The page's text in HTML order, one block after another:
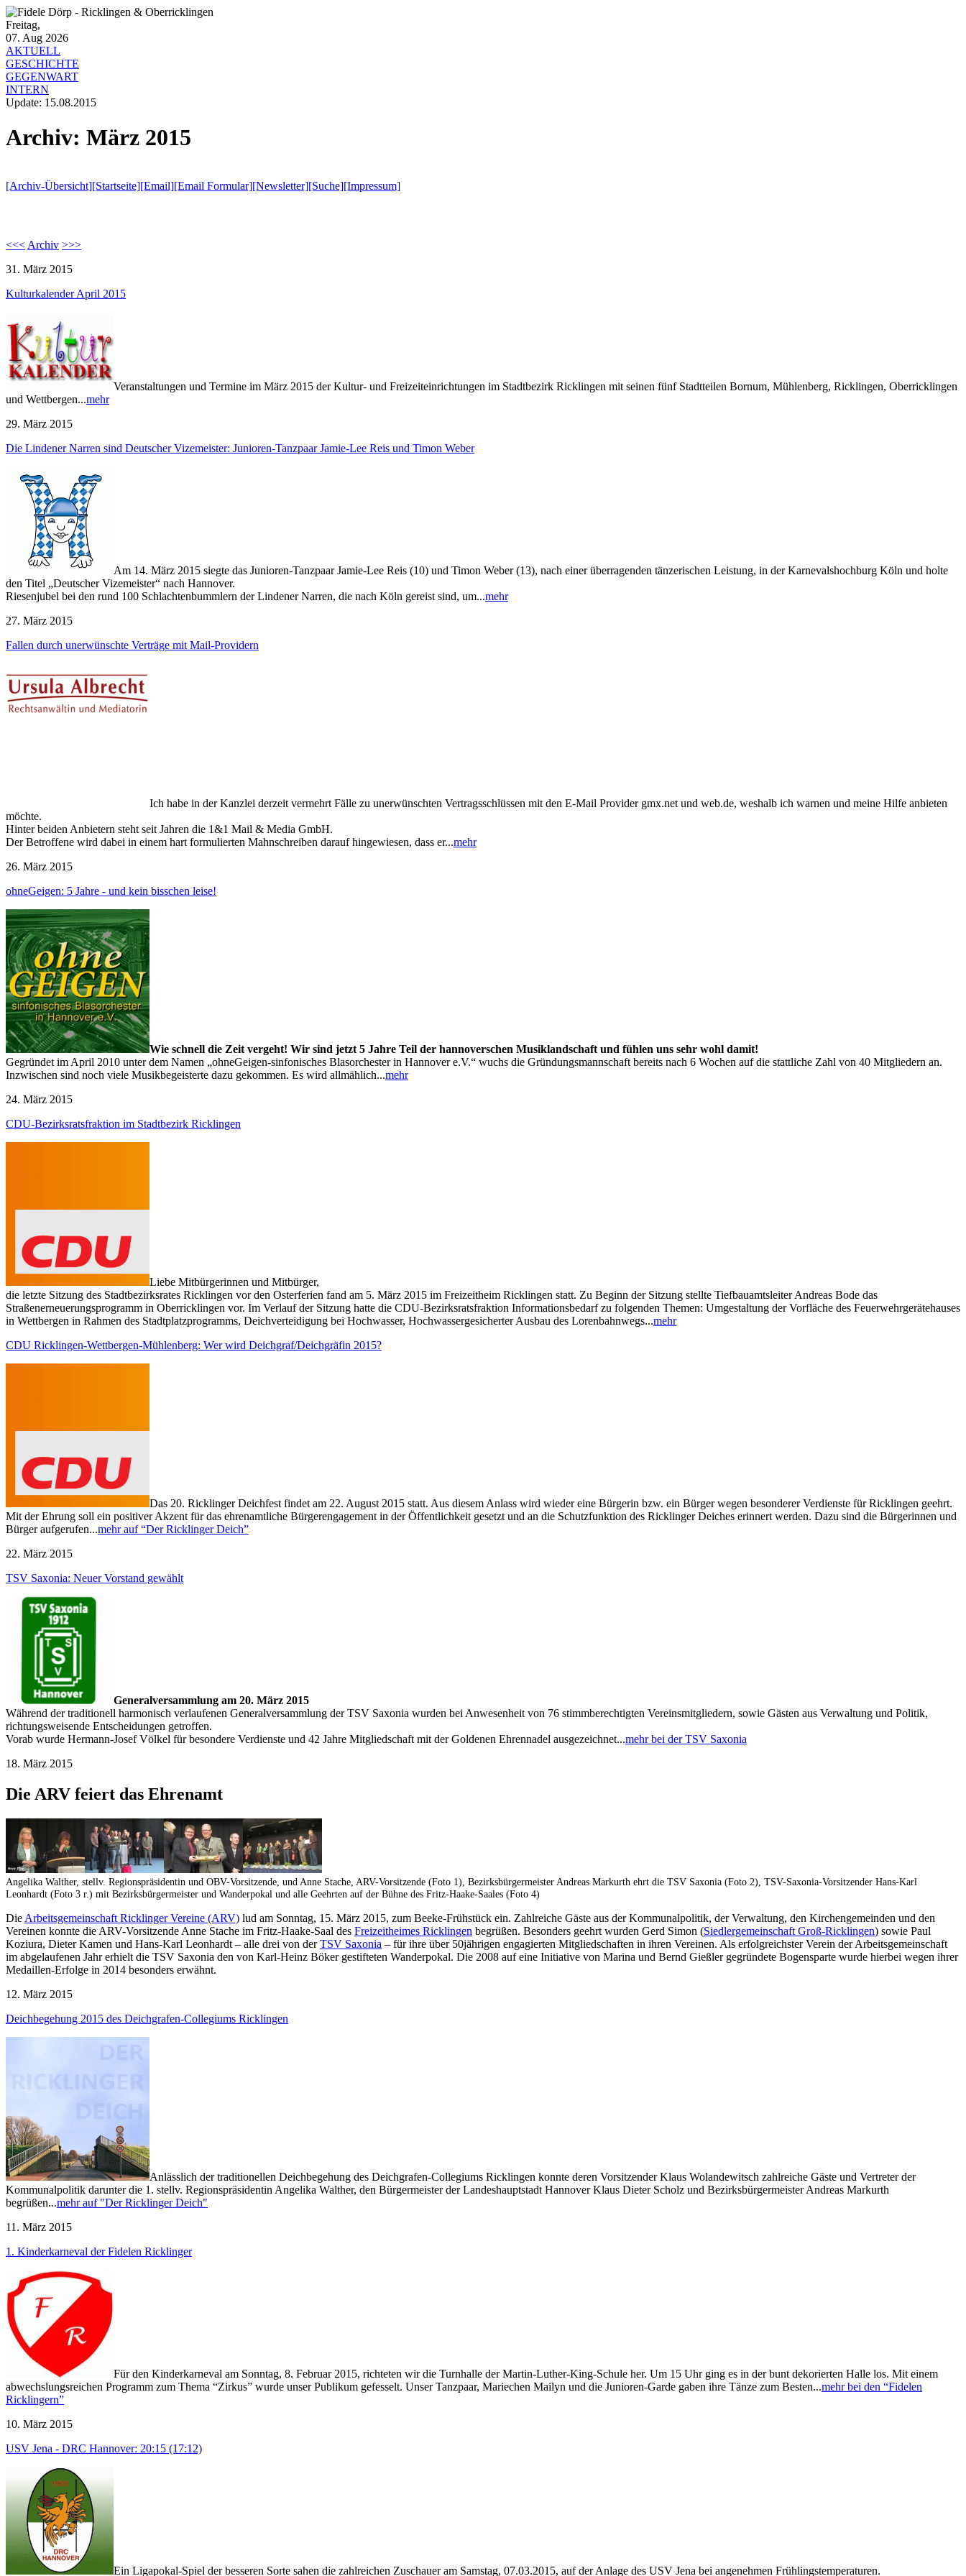
Freitag,
07. Aug 2026
AKTUELL
GESCHICHTE
GEGENWART
INTERN
Update: 15.08.2015
Archiv: März 2015
[Archiv-Übersicht][Startseite][Email][Email Formular][Newsletter][Suche][Impressum]
<<< Archiv >>>
31. März 2015
Kulturkalender April 2015
Veranstaltungen und Termine im März 2015 der Kultur- und Freizeiteinrichtungen im Stadtbezirk Ricklingen mit seinen fünf Stadtteilen Bornum, Mühlenberg, Ricklingen, Oberricklingen
und Wettbergen...mehr
29. März 2015
Die Lindener Narren sind Deutscher Vizemeister: Junioren-Tanzpaar Jamie-Lee Reis und Timon Weber
Am 14. März 2015 siegte das Junioren-Tanzpaar Jamie-Lee Reis (10) und Timon Weber (13), nach einer überragenden tänzerischen Leistung, in der Karnevalshochburg Köln und holte
den Titel „Deutscher Vizemeister“ nach Hannover.
Riesenjubel bei den rund 100 Schlachtenbummlern der Lindener Narren, die nach Köln gereist sind, um...mehr
27. März 2015
Fallen durch unerwünschte Verträge mit Mail-Providern
Ich habe in der Kanzlei derzeit vermehrt Fälle zu unerwünschten Vertragsschlüssen mit den E-Mail Provider gmx.net und web.de, weshalb ich warnen und meine Hilfe anbieten
möchte.
Hinter beiden Anbietern steht seit Jahren die 1&1 Mail & Media GmbH.
Der Betroffene wird dabei in einem hart formulierten Mahnschreiben darauf hingewiesen, dass er...mehr
26. März 2015
ohneGeigen: 5 Jahre - und kein bisschen leise!
Wie schnell die Zeit vergeht! Wir sind jetzt 5 Jahre Teil der hannoverschen Musiklandschaft und fühlen uns sehr wohl damit!
Gegründet im April 2010 unter dem Namen „ohneGeigen-sinfonisches Blasorchester in Hannover e.V.“ wuchs die Gründungsmannschaft bereits nach 6 Wochen auf die stattliche Zahl von 40 Mitgliedern an.
Inzwischen sind noch viele Musikbegeisterte dazu gekommen. Es wird allmählich...mehr
24. März 2015
CDU-Bezirksratsfraktion im Stadtbezirk Ricklingen
Liebe Mitbürgerinnen und Mitbürger,
die letzte Sitzung des Stadtbezirksrates Ricklingen vor den Osterferien fand am 5. März 2015 im Freizeitheim Ricklingen statt. Zu Beginn der Sitzung stellte Tiefbauamtsleiter Andreas Bode das
Straßenerneuerungsprogramm in Oberricklingen vor. Im Verlauf der Sitzung hatte die CDU-Bezirksratsfraktion Informationsbedarf zu folgenden Themen: Umgestaltung der Vorfläche des Feuerwehrgerätehauses
in Wettbergen in Rahmen des Stadtplatzprogramms, Deichverteidigung bei Hochwasser, Hochwassergesicherter Ausbau des Lorenbahnwegs...mehr
CDU Ricklingen-Wettbergen-Mühlenberg: Wer wird Deichgraf/Deichgräfin 2015?
Das 20. Ricklinger Deichfest findet am 22. August 2015 statt. Aus diesem Anlass wird wieder eine Bürgerin bzw. ein Bürger wegen besonderer Verdienste für Ricklingen geehrt.
Mit der Ehrung soll ein positiver Akzent für das ehrenamtliche Bürgerengagement in der Öffentlichkeit gesetzt und an die Schutzfunktion des Ricklinger Deiches erinnert werden. Dazu sind die Bürgerinnen und
Bürger aufgerufen...mehr auf “Der Ricklinger Deich”
22. März 2015
TSV Saxonia: Neuer Vorstand gewählt
Generalversammlung am 20. März 2015
Während der traditionell harmonisch verlaufenen Generalversammlung der TSV Saxonia wurden bei Anwesenheit von 76 stimmberechtigten Vereinsmitgliedern, sowie Gästen aus Verwaltung und Politik,
richtungsweisende Entscheidungen getroffen.
Vorab wurde Hermann-Josef Völkel für besondere Verdienste und 42 Jahre Mitgliedschaft mit der Goldenen Ehrennadel ausgezeichnet...mehr bei der TSV Saxonia
18. März 2015
Die ARV feiert das Ehrenamt
Angelika Walther, stellv. Regionspräsidentin und OBV-Vorsitzende, und Anne Stache, ARV-Vorsitzende (Foto 1), Bezirksbürgermeister Andreas Markurth ehrt die TSV Saxonia (Foto 2), TSV-Saxonia-Vorsitzender Hans-Karl
Leonhardt (Foto 3 r.) mit Bezirksbürgermeister und Wanderpokal und alle Geehrten auf der Bühne des Fritz-Haake-Saales (Foto 4)
Die Arbeitsgemeinschaft Ricklinger Vereine (ARV) lud am Sonntag, 15. März 2015, zum Beeke-Frühstück ein. Zahlreiche Gäste aus der Kommunalpolitik, der Verwaltung, den Kirchengemeinden und den
Vereinen konnte die ARV-Vorsitzende Anne Stache im Fritz-Haake-Saal des Freizeitheimes Ricklingen begrüßen. Besonders geehrt wurden Gerd Simon (Siedlergemeinschaft Groß-Ricklingen) sowie Paul
Koziura, Dieter Kamen und Hans-Karl Leonhardt – alle drei von derTSV Saxonia – für ihre über 50jährigen engagierten Mitgliedschaften in ihren Vereinen. Als erfolgreichster Verein der Arbeitsgemeinschaft
im abgelaufenen Jahr erhielt die TSV Saxonia den von Karl-Heinz Böker gestifteten Wanderpokal. Die 2008 auf eine Initiative von Marina und Bernd Gießler gegründete Bogensparte wurde hierbei wegen ihrer
Medaillen-Erfolge in 2014 besonders erwähnt.
12. März 2015
Deichbegehung 2015 des Deichgrafen-Collegiums Ricklingen
Anlässlich der traditionellen Deichbegehung des Deichgrafen-Collegiums Ricklingen konnte deren Vorsitzender Klaus Wolandewitsch zahlreiche Gäste und Vertreter der
Kommunalpolitik darunter die 1. stellv. Regionspräsidentin Angelika Walther, den Bürgermeister der Landeshauptstadt Hannover Klaus Dieter Scholz und Bezirksbürgermeister Andreas Markurth
begrüßen...mehr auf "Der Ricklinger Deich"
11. März 2015
1. Kinderkarneval der Fidelen Ricklinger
Für den Kinderkarneval am Sonntag, 8. Februar 2015, richteten wir die Turnhalle der Martin-Luther-King-Schule her. Um 15 Uhr ging es in der bunt dekorierten Halle los. Mit einem
abwechslungsreichen Programm zum Thema “Zirkus” wurde unser Publikum gefesselt. Unser Tanzpaar, Mariechen Mailyn und die Junioren-Garde gaben ihre Tänze zum Besten...mehr bei den “Fidelen
Ricklingern”
10. März 2015
USV Jena - DRC Hannover: 20:15 (17:12)
Ein Ligapokal-Spiel der besseren Sorte sahen die zahlreichen Zuschauer am Samstag, 07.03.2015, auf der Anlage des USV Jena bei angenehmen Frühlingstemperaturen.